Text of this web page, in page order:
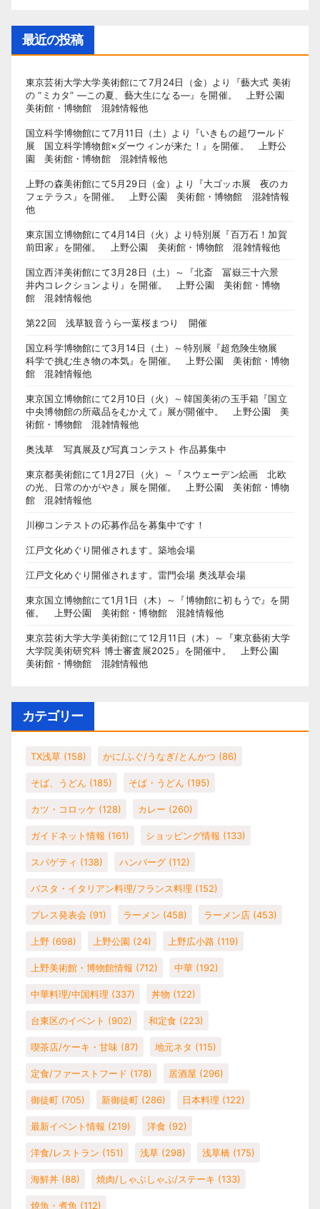
最近の投稿
東京芸術大学大学美術館にて7月24日（金）より『藝大式 美術
の “ミカタ” ―この夏、藝大生になる―』を開催。 上野公園
美術館・博物館 混雑情報他
国立科学博物館にて7月11日（土）より『いきもの超ワールド
展 国立科学博物館×ダーウィンが来た！』を開催。 上野公
園 美術館・博物館 混雑情報他
上野の森美術館にて5月29日（金）より『大ゴッホ展 夜のカ
フェテラス』を開催。 上野公園 美術館・博物館 混雑情報
他
東京国立博物館にて4月14日（火）より特別展『百万石！加賀
前田家』を開催。 上野公園 美術館・博物館 混雑情報他
国立西洋美術館にて3月28日（土）～『北斎 冨嶽三十六景
井内コレクションより』を開催。 上野公園 美術館・博物
館 混雑情報他
第22回 浅草観音うら一葉桜まつり 開催
国立科学博物館にて3月14日（土）～特別展『超危険生物展
科学で挑む生き物の本気』を開催。 上野公園 美術館・博物
館 混雑情報他
東京国立博物館にて2月10日（火）～韓国美術の玉手箱『国立
中央博物館の所蔵品をむかえて』展が開催中。 上野公園 美
術館・博物館 混雑情報他
奥浅草 写真展及び写真コンテスト 作品募集中
東京都美術館にて1月27日（火）～『スウェーデン絵画 北欧
の光、日常のかがやき』展を開催。 上野公園 美術館・博物
館 混雑情報他
川柳コンテストの応募作品を募集中です！
江戸文化めぐり開催されます。築地会場
江戸文化めぐり開催されます。雷門会場 奥浅草会場
東京国立博物館にて1月1日（木）～『博物館に初もうで』を開
催。 上野公園 美術館・博物館 混雑情報他
東京芸術大学大学美術館にて12月11日（木）～『東京藝術大学
大学院美術研究科 博士審査展2025』を開催中。 上野公園
美術館・博物館 混雑情報他
カテゴリー
TX浅草 (158) かに/ふぐ/うなぎ/とんかつ (86)
そば、うどん (185) そば・うどん (195)
カツ・コロッケ (128) カレー (260)
ガイドネット情報 (161) ショッピング情報 (133)
スパゲティ (138) ハンバーグ (112)
パスタ・イタリアン料理/フランス料理 (152)
プレス発表会 (91) ラーメン (458) ラーメン店 (453)
上野 (698) 上野公園 (24) 上野広小路 (119)
上野美術館・博物館情報 (712) 中華 (192)
中華料理/中国料理 (337) 丼物 (122)
台東区のイベント (902) 和定食 (223)
喫茶店/ケーキ・甘味 (87) 地元ネタ (115)
定食/ファーストフード (178) 居酒屋 (296)
御徒町 (705) 新御徒町 (286) 日本料理 (122)
最新イベント情報 (219) 洋食 (92)
洋食/レストラン (151) 浅草 (298) 浅草橋 (175)
海鮮丼 (88) 焼肉/しゃぶしゃぶ/ステーキ (133)
焼魚・煮魚 (112)